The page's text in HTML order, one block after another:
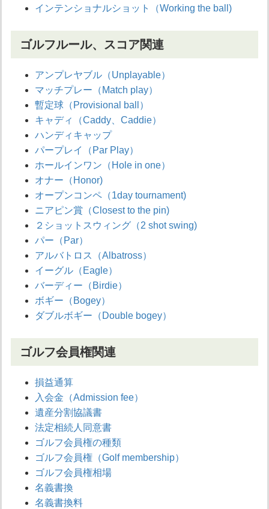
インテンショナルショット（Working the ball)
ゴルフルール、スコア関連
アンプレヤブル（Unplayable）
マッチプレー（Match play）
暫定球（Provisional ball）
キャディ（Caddy、Caddie）
ハンディキャップ
パープレイ（Par Play）
ホールインワン（Hole in one）
オナー（Honor)
オープンコンペ（1day tournament)
ニアピン賞（Closest to the pin)
２ショットスウィング（2 shot swing)
パー（Par）
アルバトロス（Albatross）
イーグル（Eagle）
バーディー（Birdie）
ボギー（Bogey）
ダブルボギー（Double bogey）
ゴルフ会員権関連
損益通算
入会金（Admission fee）
遺産分割協議書
法定相続人同意書
ゴルフ会員権の種類
ゴルフ会員権（Golf membership）
ゴルフ会員権相場
名義書換
名義書換料